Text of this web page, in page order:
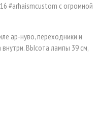
#arhaismcustom с огромной
ар-нуво, переходники и
ВЫсота лампы 39 см,